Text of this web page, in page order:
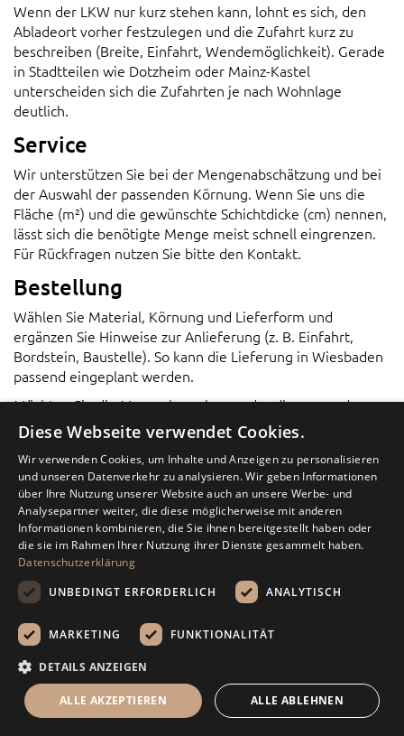
Wenn der LKW nur kurz stehen kann, lohnt es sich, den
Abladeort vorher festzulegen und die Zufahrt kurz zu
beschreiben (Breite, Einfahrt, Wendemöglichkeit). Gerade
in Stadtteilen wie Dotzheim oder Mainz-Kastel
unterscheiden sich die Zufahrten je nach Wohnlage
deutlich.
Service
Wir unterstützen Sie bei der Mengenabschätzung und bei
der Auswahl der passenden Körnung. Wenn Sie uns die
Fläche (m²) und die gewünschte Schichtdicke (cm) nennen,
lässt sich die benötigte Menge meist schnell eingrenzen.
Für Rückfragen nutzen Sie bitte den Kontakt.
Bestellung
Wählen Sie Material, Körnung und Lieferform und
ergänzen Sie Hinweise zur Anlieferung (z. B. Einfahrt,
Bordstein, Baustelle). So kann die Lieferung in Wiesbaden
passend eingeplant werden.
Möchten Sie die Menge berechnen oder die passende
Lieferform für Ihre Adresse in Wiesbaden klären, nutzen
Sie die Mengentabelle im Shop oder schreiben Sie uns
über den Kontakt.
Persönliche Beratung
Wünschen Sie persönliche Beratung oder haben Sie eine
Frage über unsere Produkte?
039292 599878
info@zierkiesundsplitt.de
Kontaktformular
Diese Webseite verwendet Cookies.
Wir verwenden Cookies, um Inhalte und Anzeigen zu personalisieren
und unseren Datenverkehr zu analysieren. Wir geben Informationen
über Ihre Nutzung unserer Website auch an unsere Werbe- und
Analysepartner weiter, die diese möglicherweise mit anderen
Informationen kombinieren, die Sie ihnen bereitgestellt haben oder
die sie im Rahmen Ihrer Nutzung ihrer Dienste gesammelt haben.
Datenschutzerklärung
UNBEDINGT ERFORDERLICH
ANALYTISCH
MARKETING FUNKTIONALITÄT
DETAILS ANZEIGEN
ALLE AKZEPTIEREN ALLE ABLEHNEN